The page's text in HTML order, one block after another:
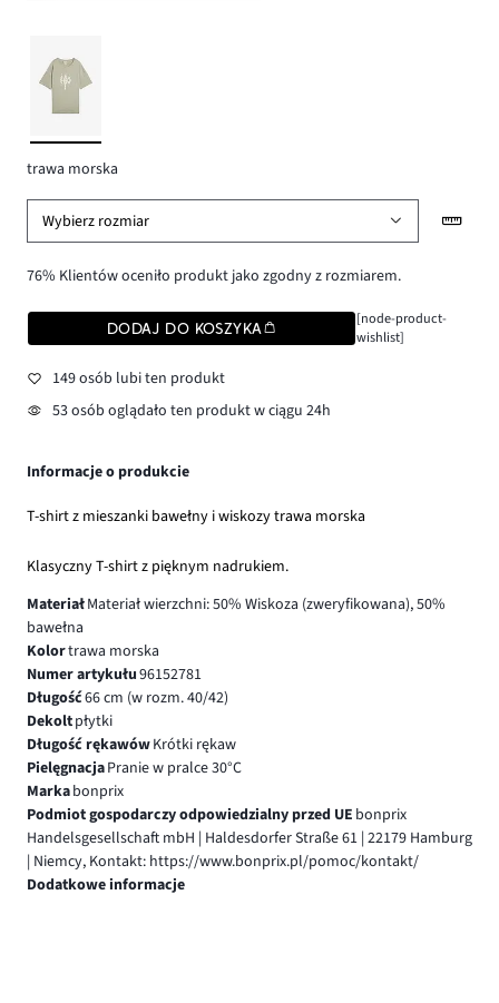
trawa morska
Wybierz rozmiar
76% Klientów oceniło produkt jako zgodny z rozmiarem.
DODAJ DO KOSZYKA
[node-product-
wishlist]
149 osób lubi ten produkt
53 osób oglądało ten produkt w ciągu 24h
Informacje o produkcie
T-shirt z mieszanki bawełny i wiskozy trawa morska
Klasyczny T-shirt z pięknym nadrukiem.
MateriałMateriał wierzchni: 50% Wiskoza (zweryfikowana), 50%
bawełna
Kolortrawa morska
Numer artykułu96152781
Długość66 cm (w rozm. 40/42)
Dekoltpłytki
Długość rękawówKrótki rękaw
PielęgnacjaPranie w pralce 30°C
Markabonprix
Podmiot gospodarczy odpowiedzialny przed UE bonprix
Handelsgesellschaft mbH | Haldesdorfer Straße 61 | 22179 Hamburg
| Niemcy, Kontakt: https://www.bonprix.pl/pomoc/kontakt/
Dodatkowe informacje